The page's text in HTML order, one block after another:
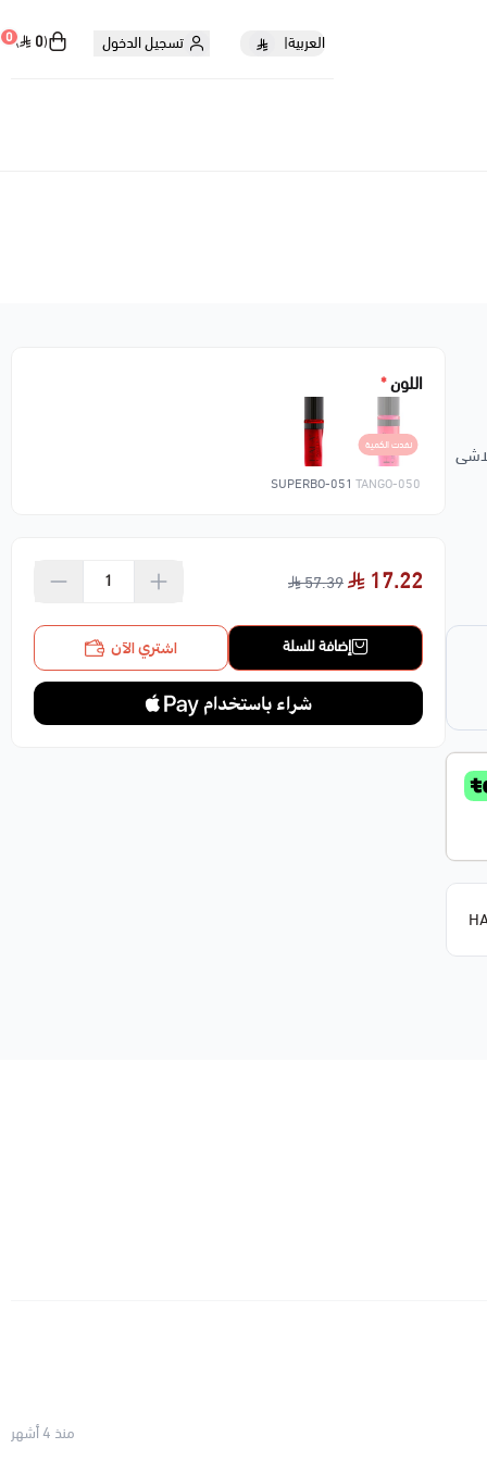
العربية| تسجيل الدخول 0 0
اللون*
نفدت الكمية
050-TANGO
051-SUPERBO
17.22
57.39
إضافة للسلة اشتري الآن
منذ 4 أشهر